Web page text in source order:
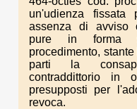
un'udienza
assenza di avviso
pure in forma
procedimento,
parti la
contraddittorio in
presupposti per
revoca.